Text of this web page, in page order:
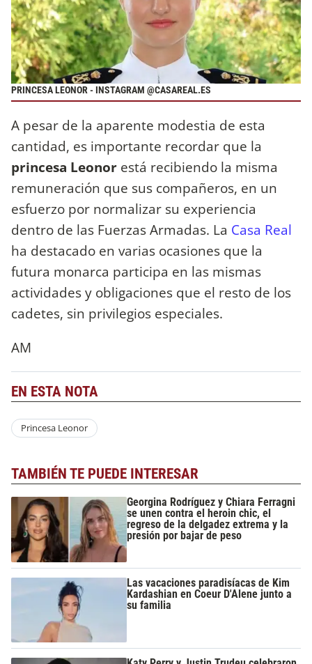
PRINCESA LEONOR - INSTAGRAM @CASAREAL.ES
A pesar de la aparente modestia de esta
cantidad, es importante recordar que la
princesa Leonor está recibiendo la misma
remuneración que sus compañeros, en un
esfuerzo por normalizar su experiencia
dentro de las Fuerzas Armadas. La Casa Real
ha destacado en varias ocasiones que la
futura monarca participa en las mismas
actividades y obligaciones que el resto de los
cadetes, sin privilegios especiales.
AM
EN ESTA NOTA
Princesa Leonor
TAMBIÉN TE PUEDE INTERESAR
Georgina Rodríguez y Chiara Ferragni
se unen contra el heroin chic, el
regreso de la delgadez extrema y la
presión por bajar de peso
Las vacaciones paradisíacas de Kim
Kardashian en Coeur D'Alene junto a
su familia